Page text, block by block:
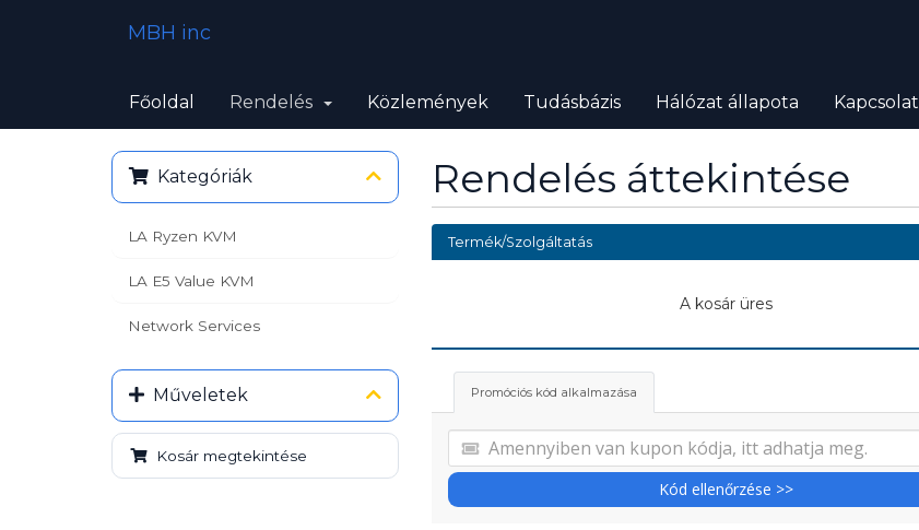
MBH inc
Főoldal Rendelés Közlemények Tudásbázis Hálózat állapota Kapcsolat
Kategóriák
LA Ryzen KVM
LA E5 Value KVM
Network Services
Műveletek
Kosár megtekintése
Rendelés áttekintése
Termék/Szolgáltatás
A kosár üres
Promóciós kód alkalmazása
Kód ellenőrzése >>